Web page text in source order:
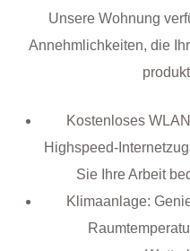
Unsere Wohnung
Annehmlichkeiten, die
Kostenloses
Highspeed-
Sie Ihre Arbeit
Klimaanlage: